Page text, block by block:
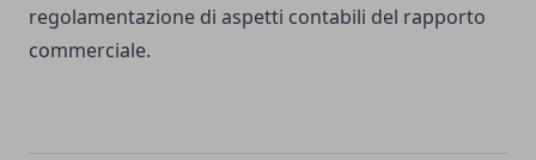
regolamentazione di aspetti contabili del rapporto
commerciale.